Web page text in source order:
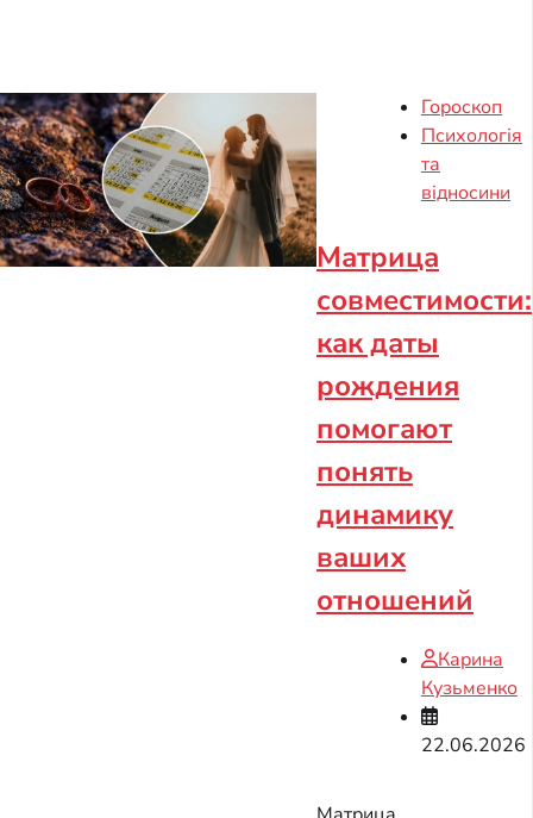
Гороскоп
Психологія
та
відносини
Матрица
совместимости:
как даты
рождения
помогают
понять
динамику
ваших
отношений
Карина
Кузьменко
22.06.2026